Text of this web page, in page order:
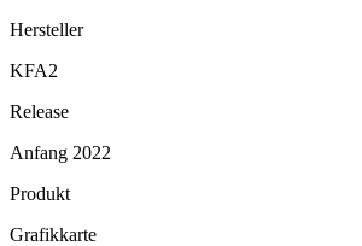
Hersteller
KFA2
Release
Anfang 2022
Produkt
Grafikkarte